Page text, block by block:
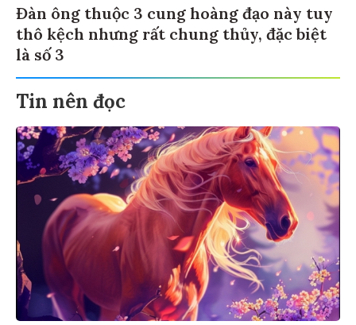
Đàn ông thuộc 3 cung hoàng đạo này tuy
thô kệch nhưng rất chung thủy, đặc biệt
là số 3
Tin nên đọc